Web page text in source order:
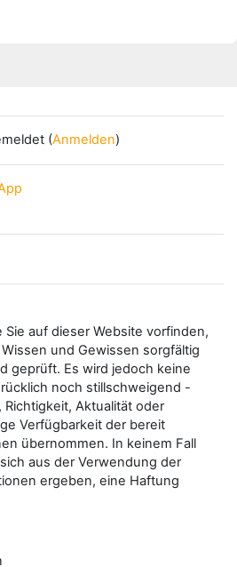
(Anmelden)
Sie auf dieser Website vorfinden,
und Gewissen sorgfältig
geprüft. Es wird jedoch keine
noch stillschweigend -
Aktualität oder
Verfügbarkeit der bereit
übernommen. In keinem Fall
aus der Verwendung der
ergeben, eine Haftung